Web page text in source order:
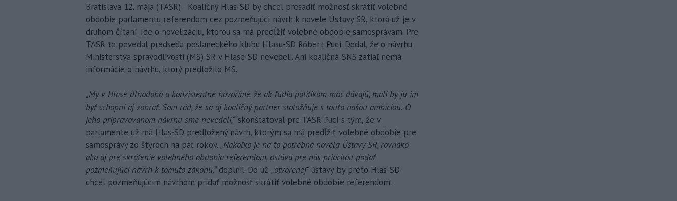
Bratislava 12. mája (TASR) - Koaličný Hlas-SD by chcel presadiť možnosť skrátiť volebné
obdobie parlamentu referendom cez pozmeňujúci návrh k novele Ústavy SR, ktorá už je v
druhom čítaní. Ide o novelizáciu, ktorou sa má predĺžiť volebné obdobie samosprávam. Pre
TASR to povedal predseda poslaneckého klubu Hlasu-SD Róbert Puci. Dodal, že o návrhu
Ministerstva spravodlivosti (MS) SR v Hlase-SD nevedeli. Ani koaličná SNS zatiaľ nemá
informácie o návrhu, ktorý predložilo MS.
„My v Hlase dlhodobo a konzistentne hovoríme, že ak ľudia politikom moc dávajú, mali by ju im
byť schopní aj zobrať. Som rád, že sa aj koaličný partner stotožňuje s touto našou ambíciou. O
jeho pripravovanom návrhu sme nevedeli,“ skonštatoval pre TASR Puci s tým, že v
parlamente už má Hlas-SD predložený návrh, ktorým sa má predĺžiť volebné obdobie pre
samosprávy zo štyroch na päť rokov. „Nakoľko je na to potrebná novela Ústavy SR, rovnako
ako aj pre skrátenie volebného obdobia referendom, ostáva pre nás prioritou podať
pozmeňujúci návrh k tomuto zákonu,“ doplnil. Do už „otvorenej“ ústavy by preto Hlas-SD
chcel pozmeňujúcim návrhom pridať možnosť skrátiť volebné obdobie referendom.